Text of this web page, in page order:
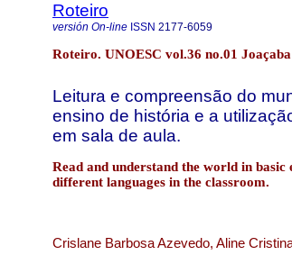
Roteiro
versión On-line ISSN 2177-6059
Roteiro. UNOESC vol.36 no.01
Leitura e compreensão do
ensino de história e a
em sala de aula.
Read and understand the world in
different languages in the classroom.
Crislane Barbosa Azevedo, Aline